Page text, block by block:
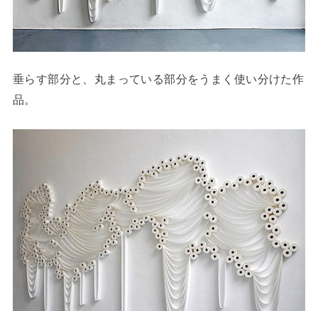
垂らす部分と、丸まっている部分をうまく使い分けた作
品。